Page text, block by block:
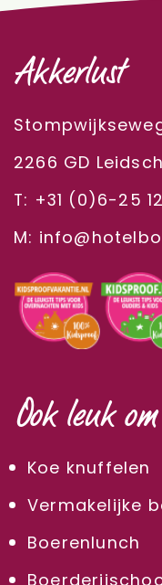
Akkerlust
2266 GD
T: +31 (0)6-25
M:
Ook leuk
Koe knuffelen
Vermakelijke
Boerenlunch